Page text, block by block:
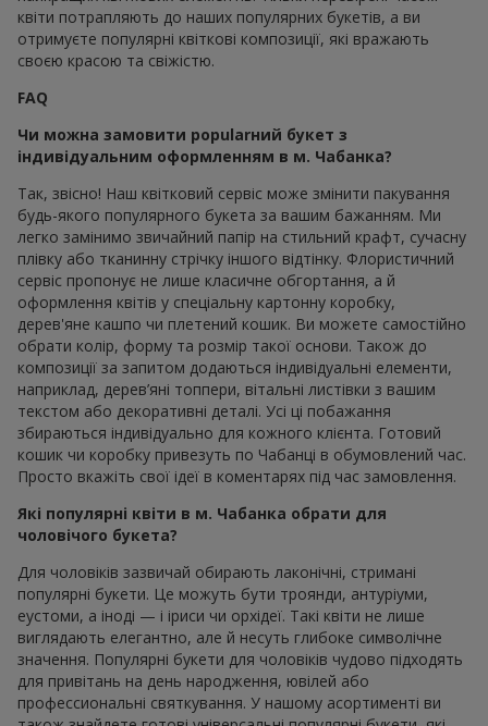
квіти потрапляють до наших популярних букетів, а ви
отримуєте популярні квіткові композиції, які вражають
своєю красою та свіжістю.
FAQ
Чи можна замовити popularний букет з
індивідуальним оформленням в м. Чабанка?
Так, звісно! Наш квітковий сервіс може змінити пакування
будь-якого популярного букета за вашим бажанням. Ми
легко замінимо звичайний папір на стильний крафт, сучасну
плівку або тканинну стрічку іншого відтінку. Флористичний
сервіс пропонує не лише класичне обгортання, а й
оформлення квітів у спеціальну картонну коробку,
дерев'яне кашпо чи плетений кошик. Ви можете самостійно
обрати колір, форму та розмір такої основи. Також до
композиції за запитом додаються індивідуальні елементи,
наприклад, дерев’яні топпери, вітальні листівки з вашим
текстом або декоративні деталі. Усі ці побажання
збираються індивідуально для кожного клієнта. Готовий
кошик чи коробку привезуть по Чабанці в обумовлений час.
Просто вкажіть свої ідеї в коментарях під час замовлення.
Які популярні квіти в м. Чабанка обрати для
чоловічого букета?
Для чоловіків зазвичай обирають лаконічні, стримані
популярні букети. Це можуть бути троянди, антуріуми,
еустоми, а іноді — і іриси чи орхідеї. Такі квіти не лише
виглядають елегантно, але й несуть глибоке символічне
значення. Популярні букети для чоловіків чудово підходять
для привітань на день народження, ювілей або
профессиональні святкування. У нашому асортименті ви